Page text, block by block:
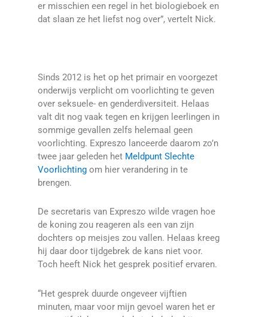
er misschien een regel in het biologieboek en
dat slaan ze het liefst nog over”, vertelt Nick.
Sinds 2012 is het op het primair en voorgezet
onderwijs verplicht om voorlichting te geven
over seksuele- en genderdiversiteit. Helaas
valt dit nog vaak tegen en krijgen leerlingen in
sommige gevallen zelfs helemaal geen
voorlichting. Expreszo lanceerde daarom zo’n
twee jaar geleden het Meldpunt Slechte
Voorlichtingom hier verandering in te
brengen.
De secretaris van Expreszo wilde vragen hoe
de koning zou reageren als een van zijn
dochters op meisjes zou vallen. Helaas kreeg
hij daar door tijdgebrek de kans niet voor.
Toch heeft Nick het gesprek positief ervaren.
“Het gesprek duurde ongeveer vijftien
minuten, maar voor mijn gevoel waren het er